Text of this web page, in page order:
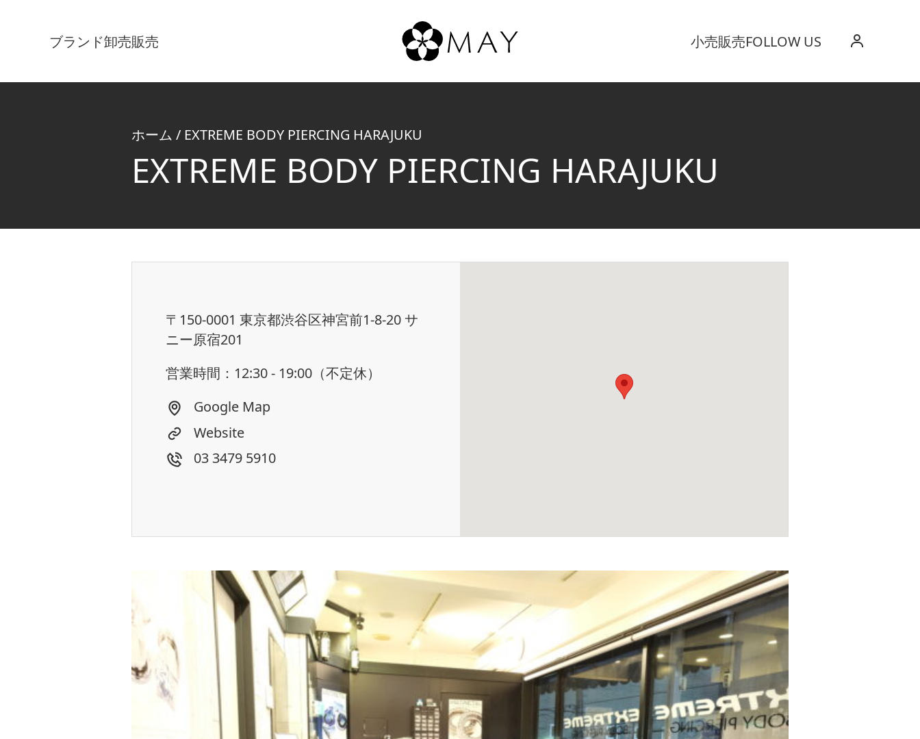
ブランド卸売販売
MAY
小売販売FOLLOW US
ホーム / EXTREME BODY PIERCING HARAJUKU
EXTREME BODY PIERCING HARAJUKU
〒150-0001 東京都渋谷区神宮前1-8-20 サ
ニー原宿201
営業時間：12:30 - 19:00（不定休）
Google Map
Website
03 3479 5910